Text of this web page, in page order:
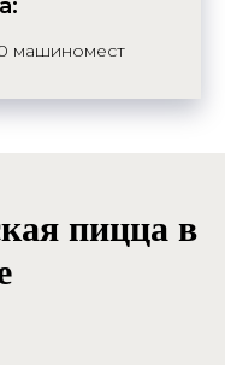
машиномест
пицца в